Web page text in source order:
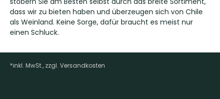
dass wir zu bieten haben und überzeugen sich von Chile
als Weinland. Keine Sorge, dafür braucht es meist nur
einen Schluck.
Footer-Menü
*inkl. MwSt., zzgl. Versandkosten